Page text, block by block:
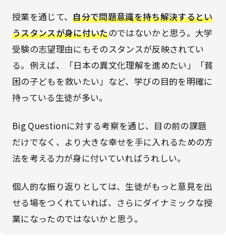
授業を通じて、自分で問題意識を持ち解決するとい
うスタンスが身に付いたのではないかと思う。大学
受験の志望理由にもそのスタンスが反映されてい
る。例えば、「日本の異文化理解を進めたい」「貧
困の子どもを救いたい」など、学びの目的を明確に
持っている生徒が多い。
Big Questionに対する考察を通じ、目の前の課題
だけでなく、より大きな幸せを手に入れるための方
法を考える力が身に付いていればうれしい。
個人的な振り返りとしては、生徒がもっと意見を出
せる場をつくれていれば、さらにダイナミックな授
業になったのではないかと思う。